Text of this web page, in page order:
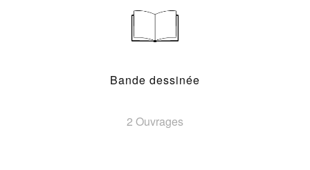
Bande dessinée
2 Ouvrages